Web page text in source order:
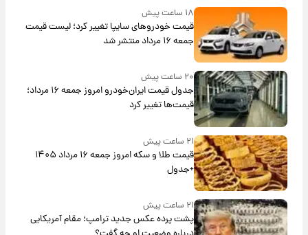
۱۸ ساعت پیش
قیمت خودروهای سایپا تغییر کرد؛ لیست قیمت
جمعه ۱۶ مرداد منتشر شد
۲۰ ساعت پیش
جدول قیمت ایران‌خودرو امروز جمعه ۱۶ مرداد؛
قیمت‌ها تغییر کرد
۲۱ ساعت پیش
قیمت طلا و سکه امروز جمعه ۱۶ مرداد ۱۴۰۵
+جدول
۲۱ ساعت پیش
پشت پرده عکس جدید ترامپ؛ مقام آمریکایی